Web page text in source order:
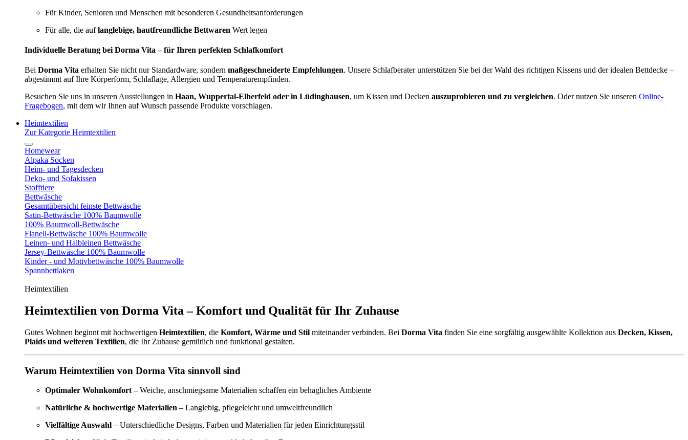
Für Kinder, Senioren und Menschen mit besonderen Gesundheitsanforderungen
Für alle, die auflanglebige, hautfreundliche Bettwaren Wert legen
Individuelle Beratung bei Dorma Vita – für Ihren perfekten Schlafkomfort
Bei Dorma Vita erhalten Sie nicht nur Standardware, sondern maßgeschneiderte Empfehlungen. Unsere Schlafberater unterstützen Sie bei der Wahl des richtigen Kissens und der idealen Bettdecke –
abgestimmt auf Ihre Körperform, Schlaflage, Allergien und Temperaturempfinden.
Besuchen Sie uns in unseren Ausstellungen in Haan, Wuppertal-Elberfeld oder in Lüdinghausen, um Kissen und Decken auszuprobieren und zu vergleichen. Oder nutzen Sie unseren Online-
Fragebogen, mit dem wir Ihnen auf Wunsch passende Produkte vorschlagen.
Heimtextilien
Zur Kategorie Heimtextilien
Homewear
Alpaka Socken
Heim- und Tagesdecken
Deko- und Sofakissen
Stofftiere
Bettwäsche
Gesamtübersicht feinste Bettwäsche
Satin-Bettwäsche 100% Baumwolle
100% Baumwoll-Bettwäsche
Flanell-Bettwäsche 100% Baumwolle
Leinen- und Halbleinen Bettwäsche
Jersey-Bettwäsche 100% Baumwolle
Kinder - und Motivbettwäsche 100% Baumwolle
Spannbettlaken
Heimtextilien
Heimtextilien von Dorma Vita – Komfort und Qualität für Ihr Zuhause
Gutes Wohnen beginnt mit hochwertigen Heimtextilien, die Komfort, Wärme und Stil miteinander verbinden. Bei Dorma Vita finden Sie eine sorgfältig ausgewählte Kollektion aus Decken, Kissen,
Plaids und weiteren Textilien, die Ihr Zuhause gemütlich und funktional gestalten.
Warum Heimtextilien von Dorma Vita sinnvoll sind
Optimaler Wohnkomfort – Weiche, anschmiegsame Materialien schaffen ein behagliches Ambiente
Natürliche & hochwertige Materialien – Langlebig, pflegeleicht und umweltfreundlich
Vielfältige Auswahl – Unterschiedliche Designs, Farben und Materialien für jeden Einrichtungsstil